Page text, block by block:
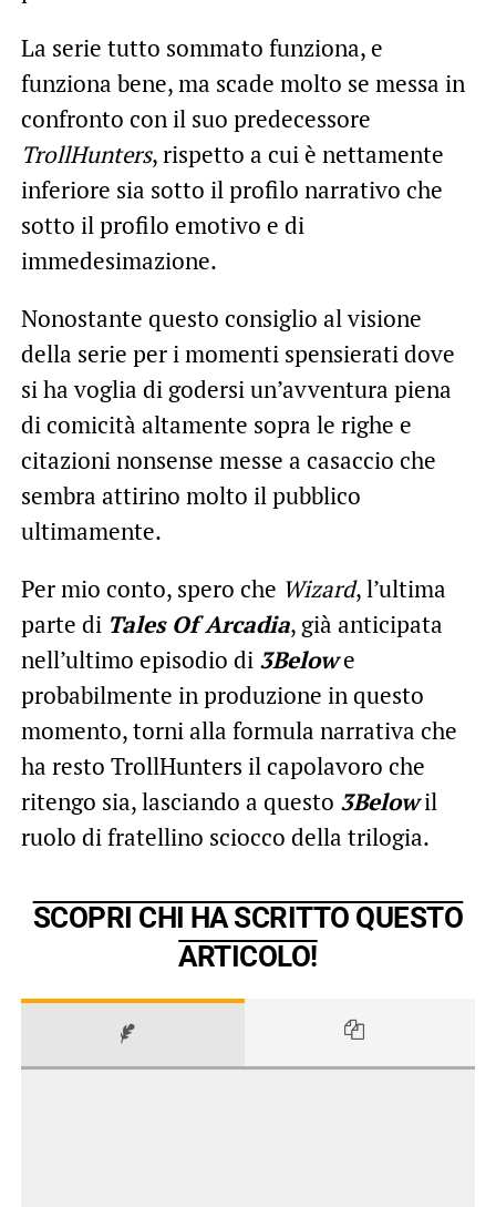
La serie tutto sommato funziona, e
funziona bene, ma scade molto se messa in
confronto con il suo predecessore
TrollHunters, rispetto a cui è nettamente
inferiore sia sotto il profilo narrativo che
sotto il profilo emotivo e di
immedesimazione.
Nonostante questo consiglio al visione
della serie per i momenti spensierati dove
si ha voglia di godersi un’avventura piena
di comicità altamente sopra le righe e
citazioni nonsense messe a casaccio che
sembra attirino molto il pubblico
ultimamente.
Per mio conto, spero che Wizard, l’ultima
parte di Tales Of Arcadia, già anticipata
nell’ultimo episodio di 3Belowe
probabilmente in produzione in questo
momento, torni alla formula narrativa che
ha resto TrollHunters il capolavoro che
ritengo sia, lasciando a questo 3Below il
ruolo di fratellino sciocco della trilogia.
SCOPRI CHI HA SCRITTO QUESTO
ARTICOLO!